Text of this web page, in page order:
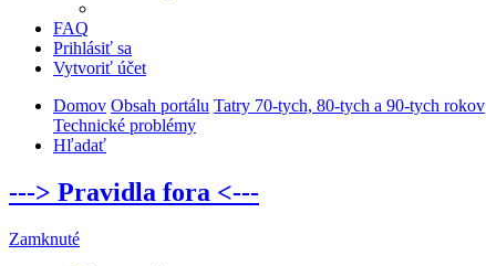
FAQ
Prihlásiť sa
Vytvoriť účet
Domov Obsah portálu Tatry 70-tych, 80-tych a 90-tych rokov
Technické problémy
Hľadať
---> Pravidla fora <---
Zamknuté